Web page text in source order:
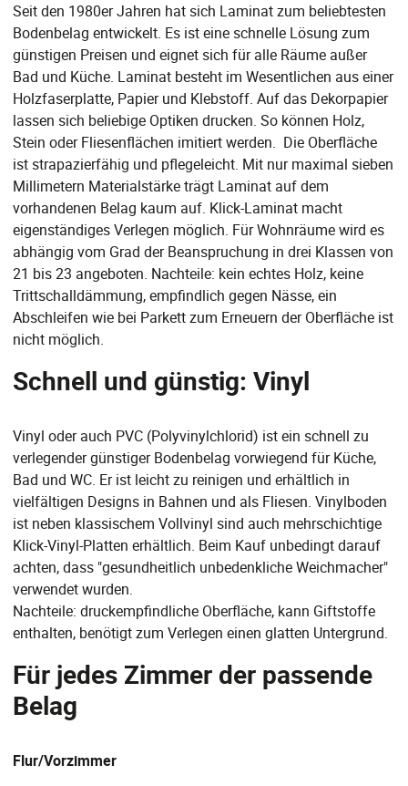
Seit den 1980er Jahren hat sich Laminat zum beliebtesten
Bodenbelag entwickelt. Es ist eine schnelle Lösung zum
günstigen Preisen und eignet sich für alle Räume außer
Bad und Küche. Laminat besteht im Wesentlichen aus einer
Holzfaserplatte, Papier und Klebstoff. Auf das Dekorpapier
lassen sich beliebige Optiken drucken. So können Holz,
Stein oder Fliesenflächen imitiert werden. Die Oberfläche
ist strapazierfähig und pflegeleicht. Mit nur maximal sieben
Millimetern Materialstärke trägt Laminat auf dem
vorhandenen Belag kaum auf. Klick-Laminat macht
eigenständiges Verlegen möglich. Für Wohnräume wird es
abhängig vom Grad der Beanspruchung in drei Klassen von
21 bis 23 angeboten. Nachteile: kein echtes Holz, keine
Trittschalldämmung, empfindlich gegen Nässe, ein
Abschleifen wie bei Parkett zum Erneuern der Oberfläche ist
nicht möglich.
Schnell und günstig: Vinyl
Vinyl oder auch PVC (Polyvinylchlorid) ist ein schnell zu
verlegender günstiger Bodenbelag vorwiegend für Küche,
Bad und WC. Er ist leicht zu reinigen und erhältlich in
vielfältigen Designs in Bahnen und als Fliesen. Vinylboden
ist neben klassischem Vollvinyl sind auch mehrschichtige
Klick-Vinyl-Platten erhältlich. Beim Kauf unbedingt darauf
achten, dass "gesundheitlich unbedenkliche Weichmacher"
verwendet wurden.
Nachteile: druckempfindliche Oberfläche, kann Giftstoffe
enthalten, benötigt zum Verlegen einen glatten Untergrund.
Für jedes Zimmer der passende
Belag
Flur/Vorzimmer